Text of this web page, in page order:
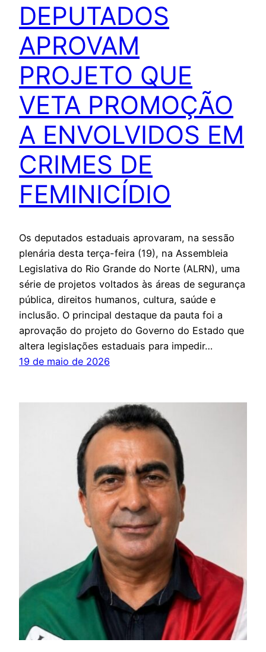
DEPUTADOS
APROVAM
PROJETO QUE
VETA PROMOÇÃO
A ENVOLVIDOS EM
CRIMES DE
FEMINICÍDIO
Os deputados estaduais aprovaram, na sessão
plenária desta terça-feira (19), na Assembleia
Legislativa do Rio Grande do Norte (ALRN), uma
série de projetos voltados às áreas de segurança
pública, direitos humanos, cultura, saúde e
inclusão. O principal destaque da pauta foi a
aprovação do projeto do Governo do Estado que
altera legislações estaduais para impedir…
19 de maio de 2026